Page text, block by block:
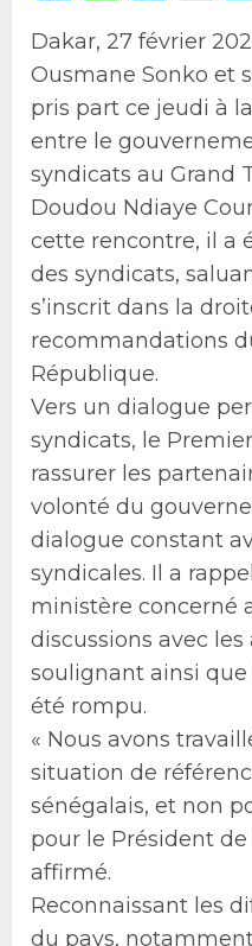
Dakar, 27 février
Ousmane Sonko et
pris part ce jeudi à
entre le
syndicats au Grand
Doudou Ndiaye
cette rencontre, il a
des syndicats,
s’inscrit dans la
recommandations
République.
Vers un dialogue
syndicats, le
rassurer les
volonté du
dialogue constant
syndicales. Il a
ministère concerné
discussions avec
soulignant ainsi que
été rompu.
« Nous avons
situation de
sénégalais, et non
pour le Président de
affirmé.
Reconnaissant les
du pays,